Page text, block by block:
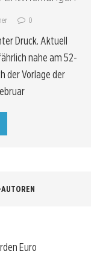
0
Druck. Aktuell
nahe am 52-
der Vorlage der
Euro